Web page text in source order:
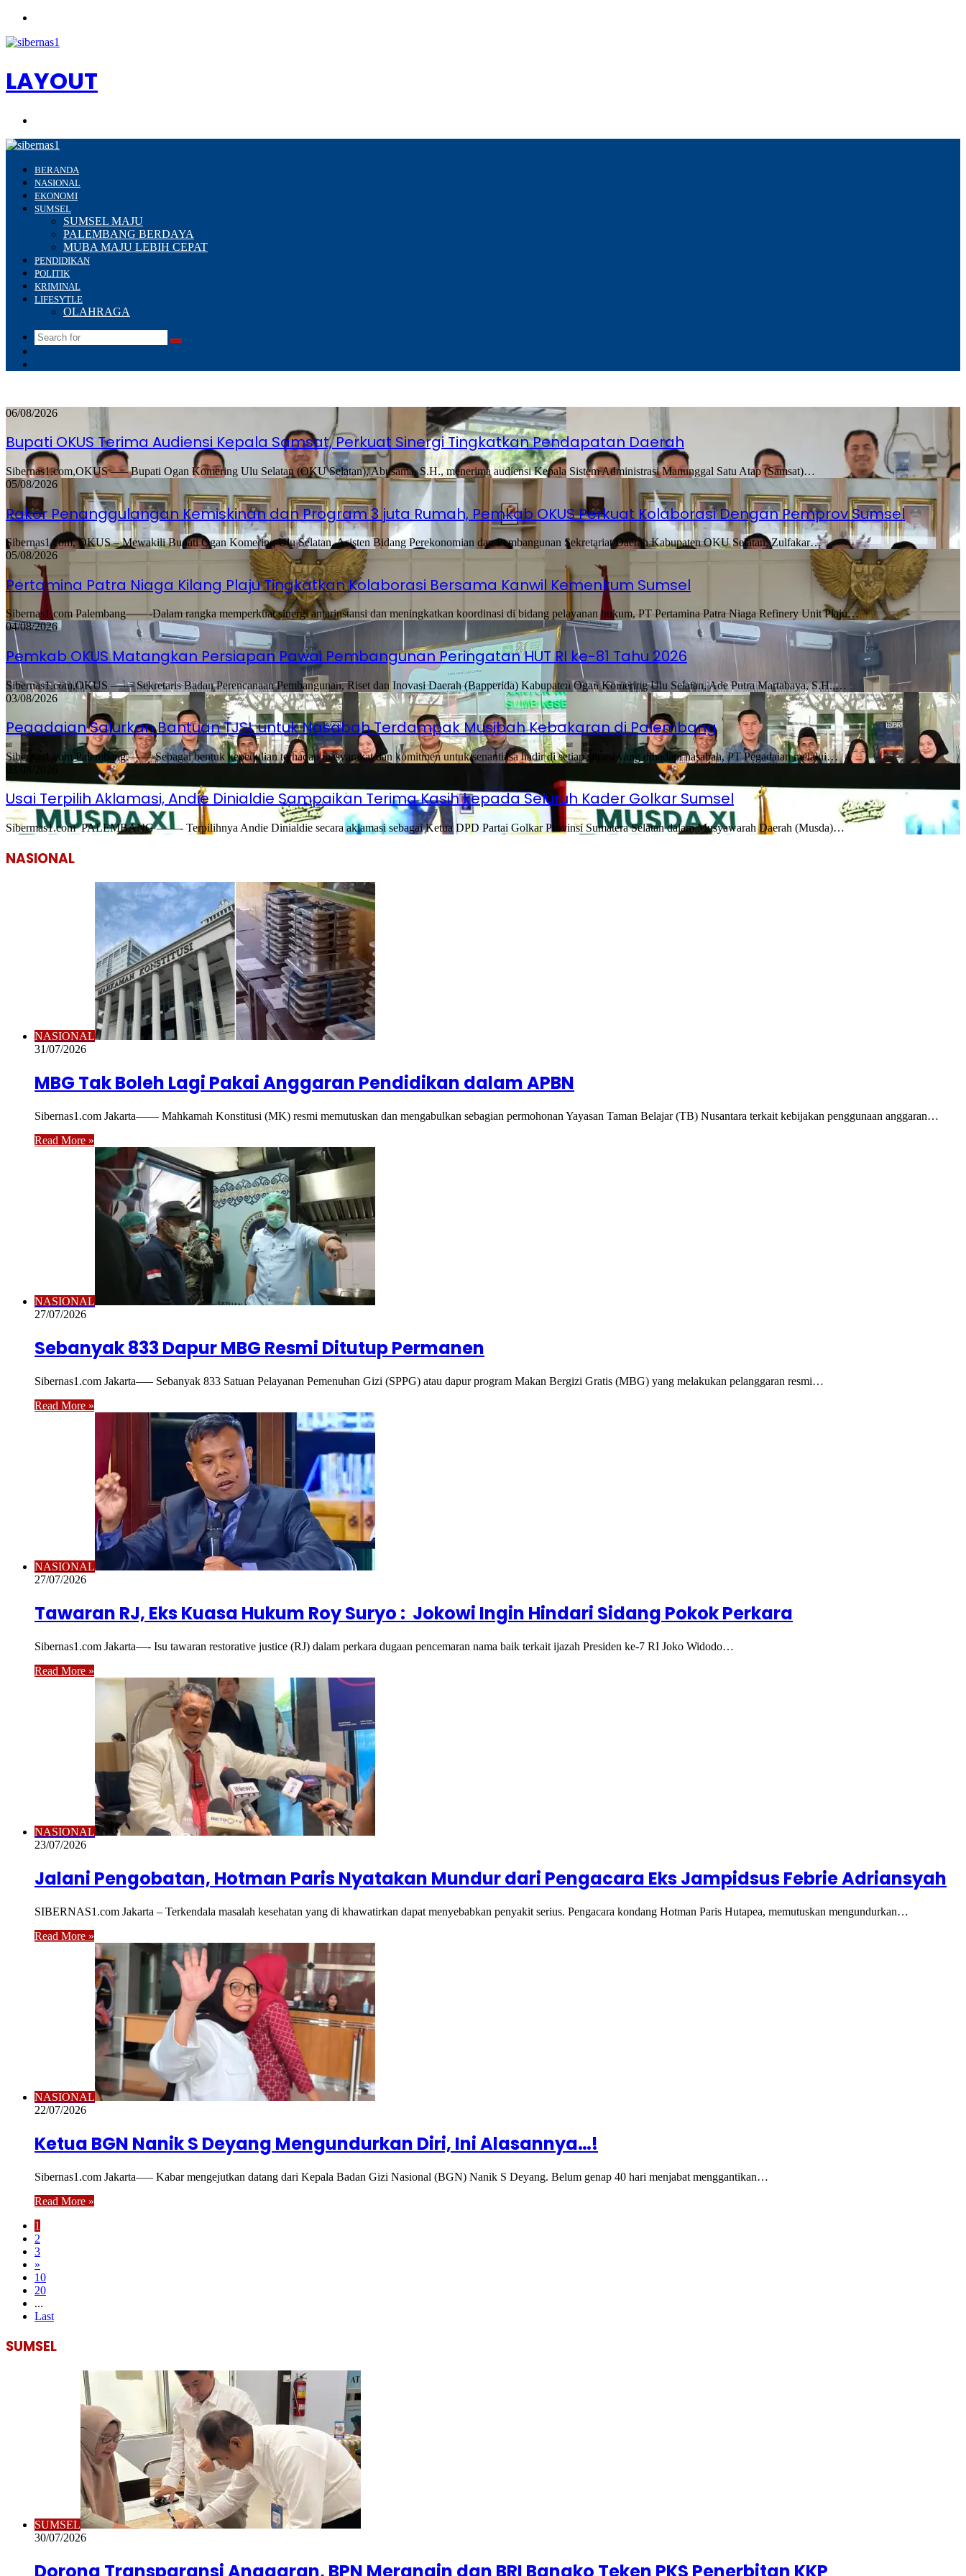
LAYOUT
BERANDA
NASIONAL
EKONOMI
SUMSEL
SUMSEL MAJU
PALEMBANG BERDAYA
MUBA MAJU LEBIH CEPAT
PENDIDIKAN
POLITIK
KRIMINAL
LIFESYTLE
OLAHRAGA
Search
06/08/2026
Bupati OKUS Terima Audiensi Kepala Samsat, Perkuat Sinergi Tingkatkan Pendapatan Daerah
Sibernas1.com,OKUS —– Bupati Ogan Komering Ulu Selatan (OKU Selatan), Abusama, S.H., menerima audiensi Kepala Sistem Administrasi Manunggal Satu Atap (Samsat)…
05/08/2026
Rakor Penanggulangan Kemiskinan dan Program 3 juta Rumah, Pemkab OKUS Perkuat Kolaborasi Dengan Pemprov Sumsel
Sibernas1.com, OKUS – Mewakili Bupati Ogan Komering Ulu Selatan, Asisten Bidang Perekonomian dan Pembangunan Sekretariat Daerah Kabupaten OKU Selatan, Zulfakar…
05/08/2026
Pertamina Patra Niaga Kilang Plaju Tingkatkan Kolaborasi Bersama Kanwil Kemenkum Sumsel
Sibernas1.com Palembang——-Dalam rangka memperkuat sinergi antarinstansi dan meningkatkan koordinasi di bidang pelayanan hukum, PT Pertamina Patra Niaga Refinery Unit Plaju…
04/08/2026
Pemkab OKUS Matangkan Persiapan Pawai Pembangunan Peringatan HUT RI ke-81 Tahu 2026
Sibernas1.com,OKUS —— Sekretaris Badan Perencanaan Pembangunan, Riset dan Inovasi Daerah (Bapperida) Kabupaten Ogan Komering Ulu Selatan, Ade Putra Martabaya, S.H.,…
03/08/2026
Pegadaian Salurkan Bantuan TJSL untuk Nasabah Terdampak Musibah Kebakaran di Palembang
Sibernas1.com Palembang.——-Sebagai bentuk kepedulian terhadap masyarakat dan komitmen untuk senantiasa hadir di setiap situasi yang dihadapi nasabah, PT Pegadaian melalui…
Usai Terpilih Aklamasi, Andie Dinialdie Sampaikan Terima Kasih kepada Seluruh Kader Golkar Sumsel
Sibermas1.com PALEMBANG ——- Terpilihnya Andie Dinialdie secara aklamasi sebagai Ketua DPD Partai Golkar Provinsi Sumatera Selatan dalam Musyawarah Daerah (Musda)…
NASIONAL
NASIONAL
31/07/2026
MBG Tak Boleh Lagi Pakai Anggaran Pendidikan dalam APBN
Sibernas1.com Jakarta—— Mahkamah Konstitusi (MK) resmi memutuskan dan mengabulkan sebagian permohonan Yayasan Taman Belajar (TB) Nusantara terkait kebijakan penggunaan anggaran…
Read More »
NASIONAL
27/07/2026
Sebanyak 833 Dapur MBG Resmi Ditutup Permanen
Sibernas1.com Jakarta—– Sebanyak 833 Satuan Pelayanan Pemenuhan Gizi (SPPG) atau dapur program Makan Bergizi Gratis (MBG) yang melakukan pelanggaran resmi…
Read More »
NASIONAL
27/07/2026
Tawaran RJ, Eks Kuasa Hukum Roy Suryo : Jokowi Ingin Hindari Sidang Pokok Perkara
Sibernas1.com Jakarta—- Isu tawaran restorative justice (RJ) dalam perkara dugaan pencemaran nama baik terkait ijazah Presiden ke-7 RI Joko Widodo…
Read More »
NASIONAL
23/07/2026
Jalani Pengobatan, Hotman Paris Nyatakan Mundur dari Pengacara Eks Jampidsus Febrie Adriansyah
SIBERNAS1.com Jakarta – Terkendala masalah kesehatan yang di khawatirkan dapat menyebabkan penyakit serius. Pengacara kondang Hotman Paris Hutapea, memutuskan mengundurkan…
Read More »
NASIONAL
22/07/2026
Ketua BGN Nanik S Deyang Mengundurkan Diri, Ini Alasannya…!
Sibernas1.com Jakarta—– Kabar mengejutkan datang dari Kepala Badan Gizi Nasional (BGN) Nanik S Deyang. Belum genap 40 hari menjabat menggantikan…
Read More »
1
2
3
»
10
20
...
Last
SUMSEL
SUMSEL
30/07/2026
Dorong Transparansi Anggaran, BPN Merangin dan BRI Bangko Teken PKS Penerbitan KKP